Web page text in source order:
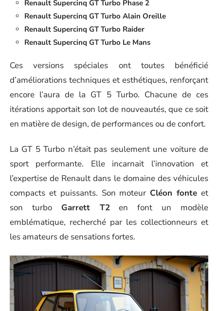
Renault Supercinq GT Turbo Phase 2
Renault Supercinq GT Turbo Alain Oreille
Renault Supercinq GT Turbo Raider
Renault Supercinq GT Turbo Le Mans
Ces versions spéciales ont toutes bénéficié
d’améliorations techniques et esthétiques, renforçant
encore l’aura de la GT 5 Turbo. Chacune de ces
itérations apportait son lot de nouveautés, que ce soit
en matière de design, de performances ou de confort.
La GT 5 Turbo n’était pas seulement une voiture de
sport performante. Elle incarnait l’innovation et
l’expertise de Renault dans le domaine des véhicules
compacts et puissants. Son moteur Cléon fonte et
son turbo Garrett T2en font un modèle
emblématique, recherché par les collectionneurs et
les amateurs de sensations fortes.